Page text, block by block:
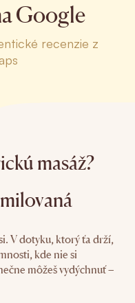
Google
recenzie z
masáž?
V dotyku, ktorý ťa drží,
kde nie si
môžeš vydýchnuť –